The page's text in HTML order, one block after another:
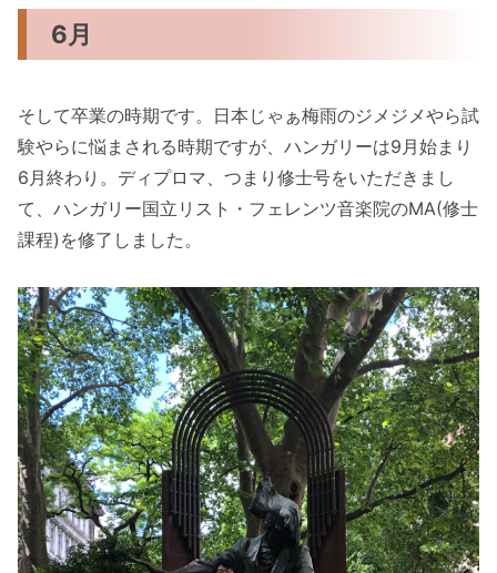
6月
そして卒業の時期です。日本じゃぁ梅雨のジメジメやら試
験やらに悩まされる時期ですが、ハンガリーは9月始まり
6月終わり。ディプロマ、つまり修士号をいただきまし
て、ハンガリー国立リスト・フェレンツ音楽院のMA(修士
課程)を修了しました。